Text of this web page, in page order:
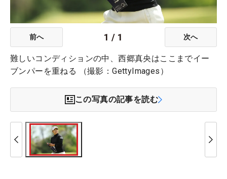
前へ 1 / 1 次へ
難しいコンディションの中、西郷真央はここまでイー
ブンパーを重ねる （撮影：GettyImages）
この写真の記事を読む